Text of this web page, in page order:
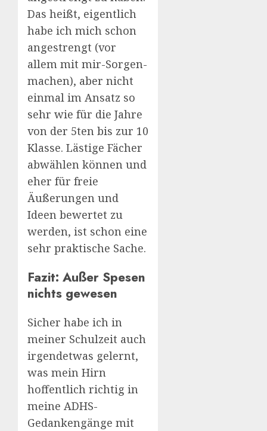
Das heißt, eigentlich
habe ich mich schon
angestrengt (vor
allem mit mir-Sorgen-
machen), aber nicht
einmal im Ansatz so
sehr wie für die Jahre
von der 5ten bis zur 10
Klasse. Lästige Fächer
abwählen können und
eher für freie
Äußerungen und
Ideen bewertet zu
werden, ist schon eine
sehr praktische Sache.
Fazit: Außer Spesen
nichts gewesen
Sicher habe ich in
meiner Schulzeit auch
irgendetwas gelernt,
was mein Hirn
hoffentlich richtig in
meine ADHS-
Gedankengänge mit